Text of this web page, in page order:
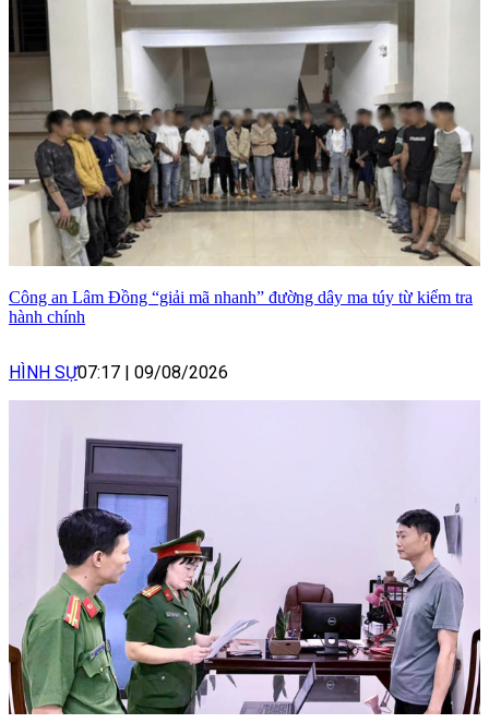
Công an Lâm Đồng “giải mã nhanh” đường dây ma túy từ kiểm tra
hành chính
HÌNH SỰ07:17 | 09/08/2026